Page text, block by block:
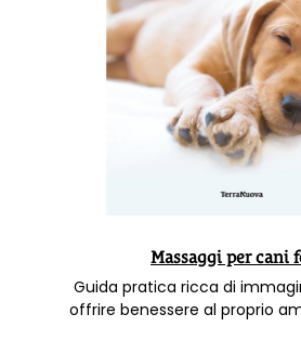
Massaggi per cani
Guida pratica ricca di
offrire benessere al